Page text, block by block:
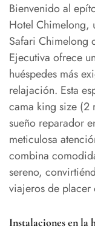
Bienvenido al
Hotel Chimelong,
Safari Chimelong
Ejecutiva ofrece
huéspedes más
relajación. Esta
cama king size (2
sueño reparador
meticulosa
combina
sereno,
viajeros de
Instalaciones en la